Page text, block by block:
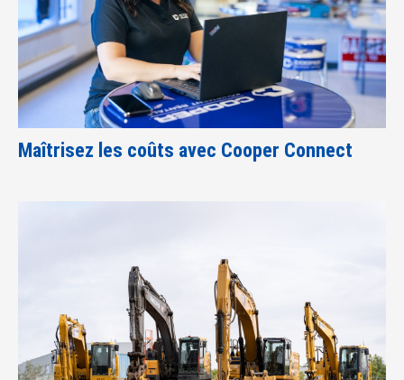
Maîtrisez les coûts avec Cooper Connect